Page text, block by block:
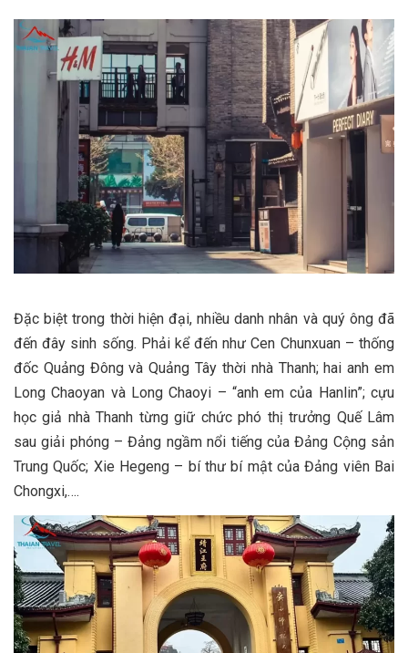
Đặc biệt trong thời hiện đại, nhiều danh nhân và quý ông đã
đến đây sinh sống. Phải kể đến như Cen Chunxuan – thống
đốc Quảng Đông và Quảng Tây thời nhà Thanh; hai anh em
Long Chaoyan và Long Chaoyi – “anh em của Hanlin”; cựu
học giả nhà Thanh từng giữ chức phó thị trưởng Quế Lâm
sau giải phóng – Đảng ngầm nổi tiếng của Đảng Cộng sản
Trung Quốc; Xie Hegeng – bí thư bí mật của Đảng viên Bai
Chongxi,….